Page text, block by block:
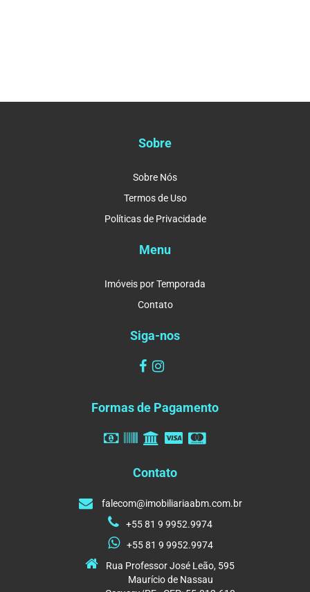
Sobre
Sobre Nós
Termos de Uso
Políticas de Privacidade
Menu
Imóveis por Temporada
Contato
Siga-nos
Formas de Pagamento
Contato
falecom@imobiliariaabm.com.br
+55 81 9 9952.9974
+55 81 9 9952.9974
Rua Professor José Leão, 595
Maurício de Nassau